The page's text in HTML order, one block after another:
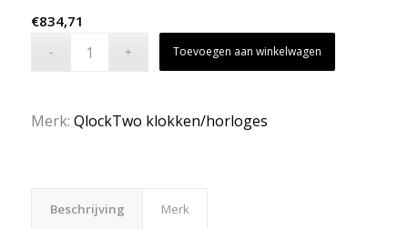
€834,71
Toevoegen aan winkelwagen
Merk: QlockTwo klokken/horloges
Beschrijving Merk